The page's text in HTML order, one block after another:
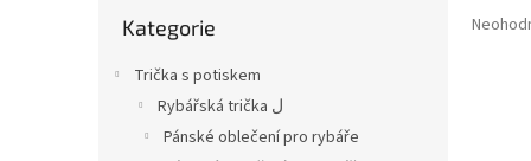
kategorie
Kategorie
Trička s potiskem
Rybářská trička ل
Pánské oblečení pro rybáře